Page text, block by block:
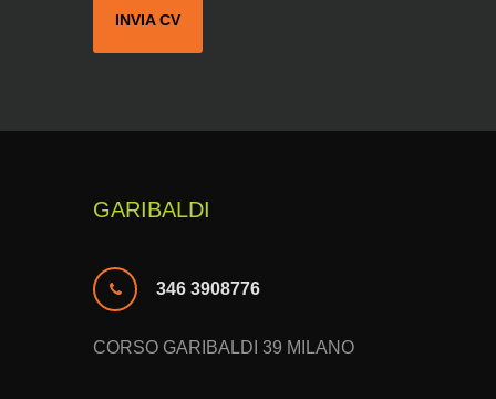
INVIA CV
GARIBALDI
346 3908776
CORSO GARIBALDI 39 MILANO